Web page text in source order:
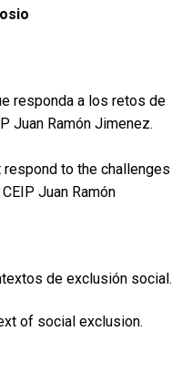
responda a los retos de
Juan Ramón Jimenez.
respond to the challenges
Juan Ramón
de exclusión social .
of social exclusion.